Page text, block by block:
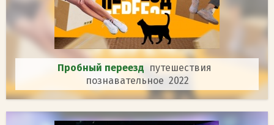
Пробный переезд путешествия
познавательное 2022